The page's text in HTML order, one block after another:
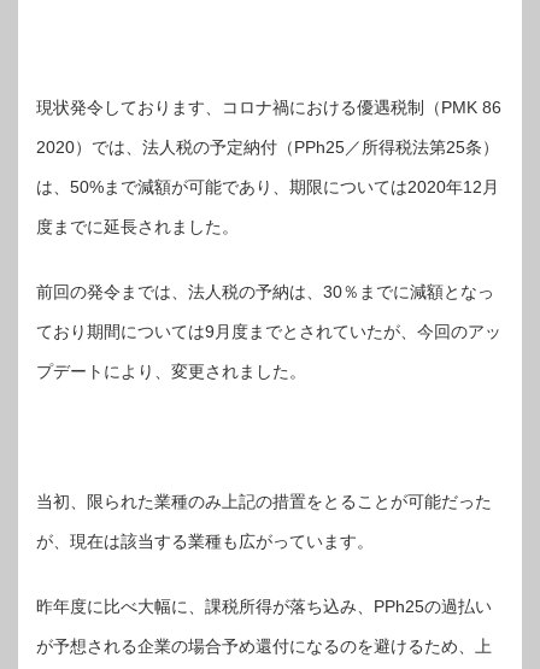
現状発令しております、コロナ禍における優遇税制（PMK 86
2020）では、法人税の予定納付（PPh25／所得税法第25条）
は、50%まで減額が可能であり、期限については2020年12月
度までに延長されました。
前回の発令までは、法人税の予納は、30％までに減額となっ
ており期間については9月度までとされていたが、今回のアッ
プデートにより、変更されました。
当初、限られた業種のみ上記の措置をとることが可能だった
が、現在は該当する業種も広がっています。
昨年度に比べ大幅に、課税所得が落ち込み、PPh25の過払い
が予想される企業の場合予め還付になるのを避けるため、上